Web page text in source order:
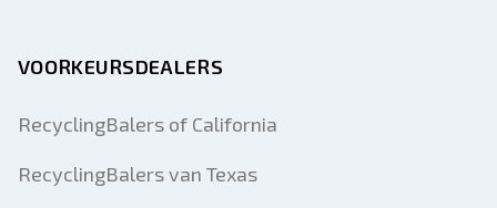
VOORKEURSDEALERS
RecyclingBalers of California
RecyclingBalers van Texas